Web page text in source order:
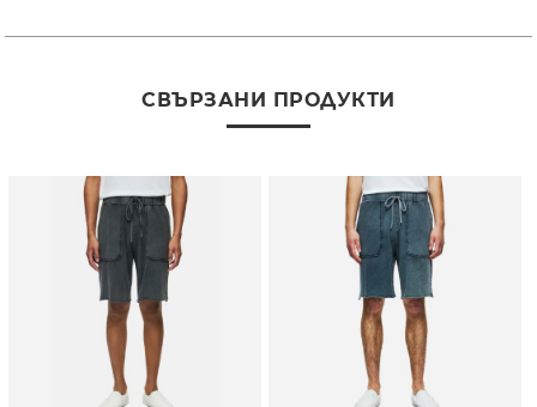
СВЪРЗАНИ ПРОДУКТИ